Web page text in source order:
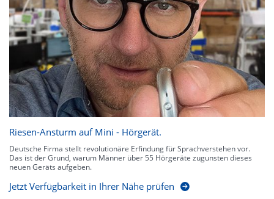
Riesen-Ansturm auf Mini - Hörgerät.
Deutsche Firma stellt revolutionäre Erfindung für Sprachverstehen vor.
Das ist der Grund, warum Männer über 55 Hörgeräte zugunsten dieses
neuen Geräts aufgeben.
Jetzt Verfügbarkeit in Ihrer Nähe prüfen